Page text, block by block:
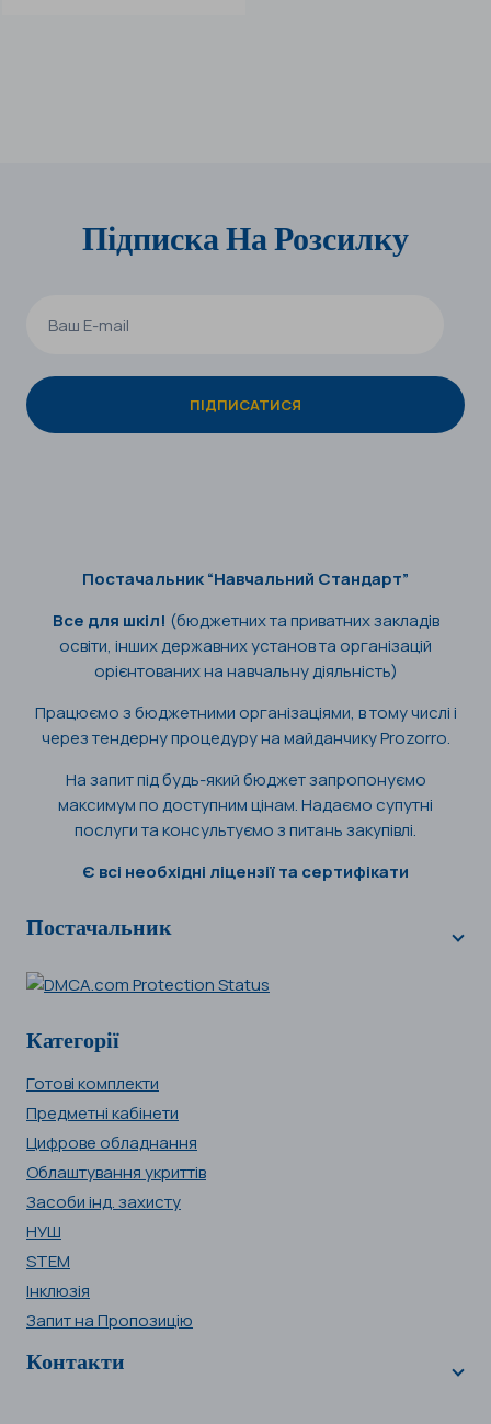
Підписка На Розсилку
Постачальник “Навчальний Стандарт”
Все для шкіл! (бюджетних та приватних закладів
освіти, інших державних установ та організацій
орієнтованих на навчальну діяльність)
Працюємо з бюджетними організаціями, в тому числі і
через тендерну процедуру на майданчику Prozorro.
На запит під будь-який бюджет запропонуємо
максимум по доступним цінам. Надаємо супутні
послуги та консультуємо з питань закупівлі.
Є всі необхідні ліцензії та сертифікати
Постачальник
Категорії
Готові комплекти
Предметні кабінети
Цифрове обладнання
Облаштування укриттів
Засоби інд. захисту
НУШ
STEM
Інклюзія
Запит на Пропозицію
Контакти